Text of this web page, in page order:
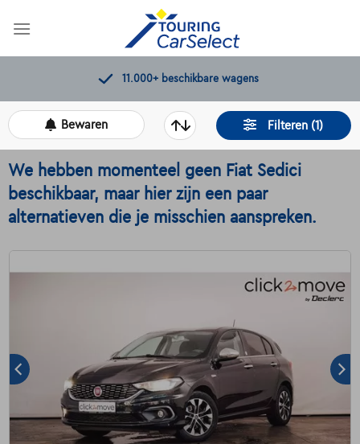
11.000+beschikbare wagens
Filteren (1)
Bewaren
We hebben momenteel geen Fiat Sedici
beschikbaar, maar hier zijn een paar
alternatieven die je misschien aanspreken.